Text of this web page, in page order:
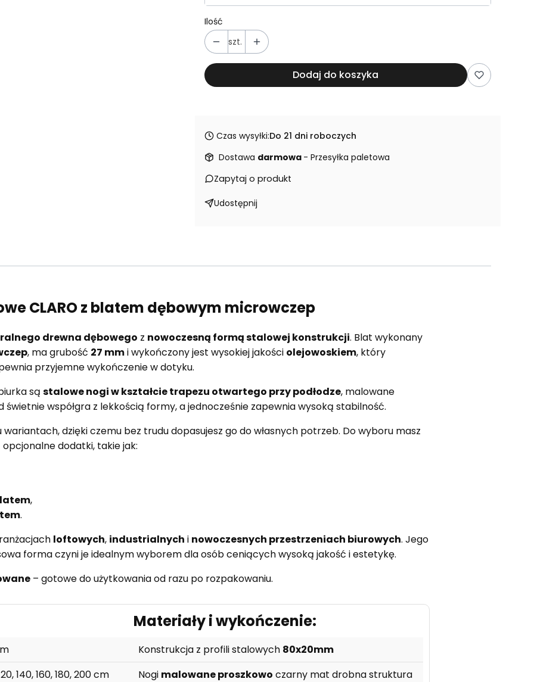
Ilość
szt.
Dodaj do koszyka
Czas wysyłki:Do 21 dni roboczych
Dostawa darmowa - Przesyłka paletowa
Zapytaj o produkt
Udostępnij
CLARO z blatem dębowym microwczep
drewna dębowego z nowoczesną formą stalowej konstrukcji. Blat wykonany
, ma grubość 27 mmi wykończony jest wysokiej jakości olejowoskiem, który
przyjemne wykończenie w dotyku.
są stalowe nogi w kształcie trapezu otwartego przy podłodze, malowane
współgra z lekkością formy, a jednocześnie zapewnia wysoką stabilność.
wariantach, dzięki czemu bez trudu dopasujesz go do własnych potrzeb. Do wyboru masz
dodatki, takie jak:
,
.
loftowych, industrialnych i nowoczesnych przestrzeniach biurowych. Jego
forma czyni je idealnym wyborem dla osób ceniących wysoką jakość i estetykę.
– gotowe do użytkowania od razu po rozpakowaniu.
140, 160, 180, 200 cm
Materiały i wykończenie:
Konstrukcja z profili stalowych 80x20mm
Nogi malowane proszkowo czarny mat drobna struktura